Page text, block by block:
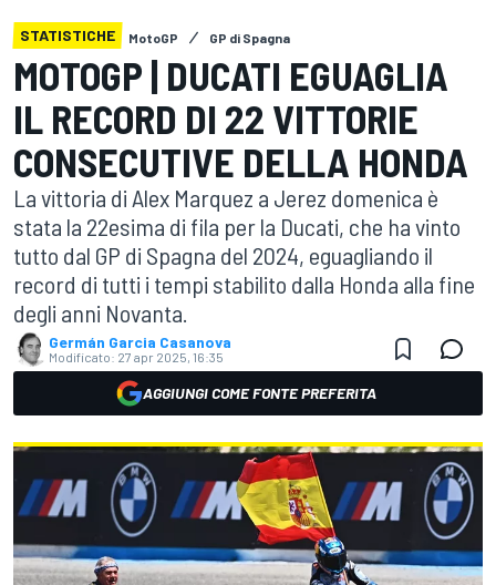
STATISTICHE MotoGP GP di Spagna
MOTOGP | DUCATI EGUAGLIA
IL RECORD DI 22 VITTORIE
CONSECUTIVE DELLA HONDA
La vittoria di Alex Marquez a Jerez domenica è
stata la 22esima di fila per la Ducati, che ha vinto
tutto dal GP di Spagna del 2024, eguagliando il
record di tutti i tempi stabilito dalla Honda alla fine
degli anni Novanta.
Germán Garcia Casanova
Modificato: 27 apr 2025, 16:35
AGGIUNGI COME FONTE PREFERITA